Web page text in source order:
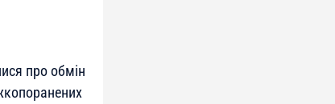
про обмін